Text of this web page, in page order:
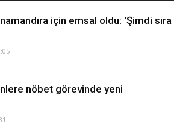
için emsal oldu: 'Şimdi sıra
nöbet görevinde yeni